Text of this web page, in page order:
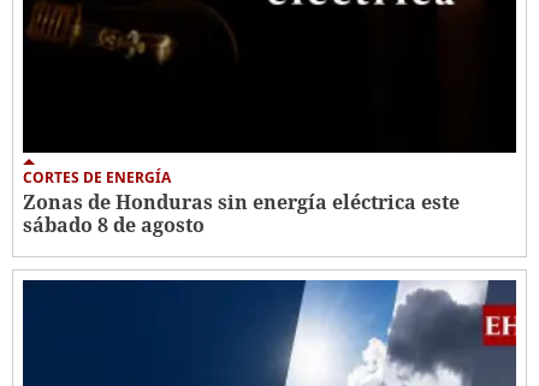
CORTES DE ENERGÍA
Zonas de Honduras sin energía eléctrica este
sábado 8 de agosto